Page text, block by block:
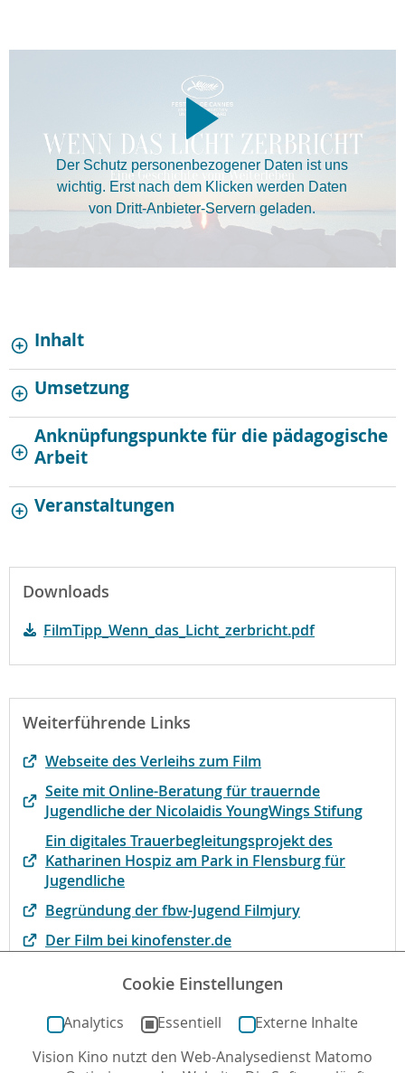
Der Schutz personenbezogener Daten ist uns
wichtig. Erst nach dem Klicken werden Daten
von Dritt-Anbieter-Servern geladen.
Inhalt
Umsetzung
Anknüpfungspunkte für die pädagogische
Arbeit
Veranstaltungen
Downloads
FilmTipp_Wenn_das_Licht_zerbricht.pdf
Weiterführende Links
Webseite des Verleihs zum Film
Seite mit Online-Beratung für trauernde
Jugendliche der Nicolaidis YoungWings Stifung
Ein digitales Trauerbegleitungsprojekt des
Katharinen Hospiz am Park in Flensburg für
Jugendliche
Begründung der fbw-Jugend Filmjury
Der Film bei kinofenster.de
Autor*in: Dominique Ott-Despoix , 28.04.2025 , letzte
Cookie Einstellungen
Analytics Essentiell
Externe Inhalte
Vision Kino nutzt den Web-Analysedienst Matomo